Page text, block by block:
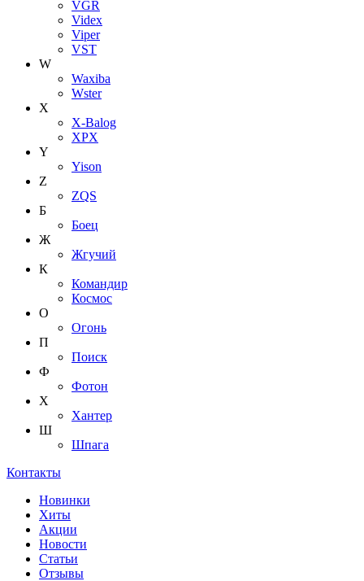
VGR
Videx
Viper
VST
W
Waxiba
Wster
X
X-Balog
XPX
Y
Yison
Z
ZQS
Б
Боец
Ж
Жгучий
К
Командир
Космос
О
Огонь
П
Поиск
Ф
Фотон
Х
Хантер
Ш
Шпага
Контакты
Новинки
Хиты
Акции
Новости
Статьи
Отзывы